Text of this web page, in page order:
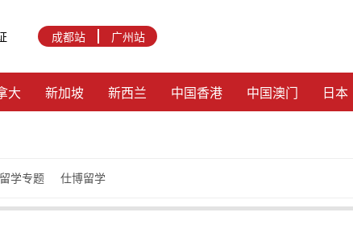
成都站 广州站
大 新加坡 新西兰 中国香港 中国澳门 日本
留学专题 仕博留学